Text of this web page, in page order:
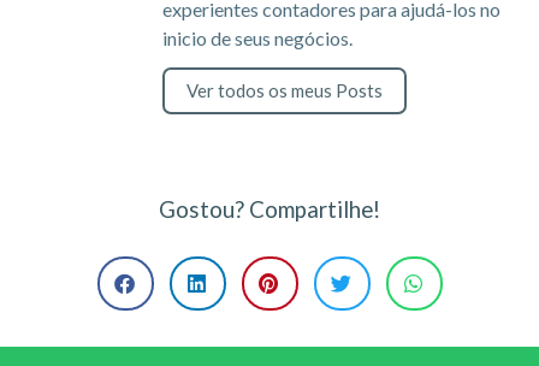
experientes contadores para ajudá-los no
inicio de seus negócios.
Ver todos os meus Posts
Gostou? Compartilhe!